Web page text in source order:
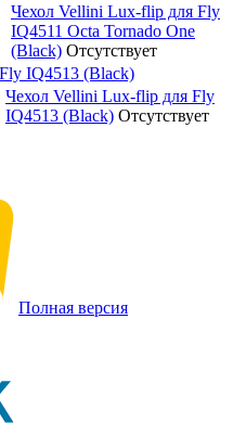
Чехол Vellini Lux-flip для Fly
IQ4511 Octa Tornado One
(Black) Отсутствует
IQ4513 (Black)
Чехол Vellini Lux-flip для Fly
IQ4513 (Black) Отсутствует
Полная версия